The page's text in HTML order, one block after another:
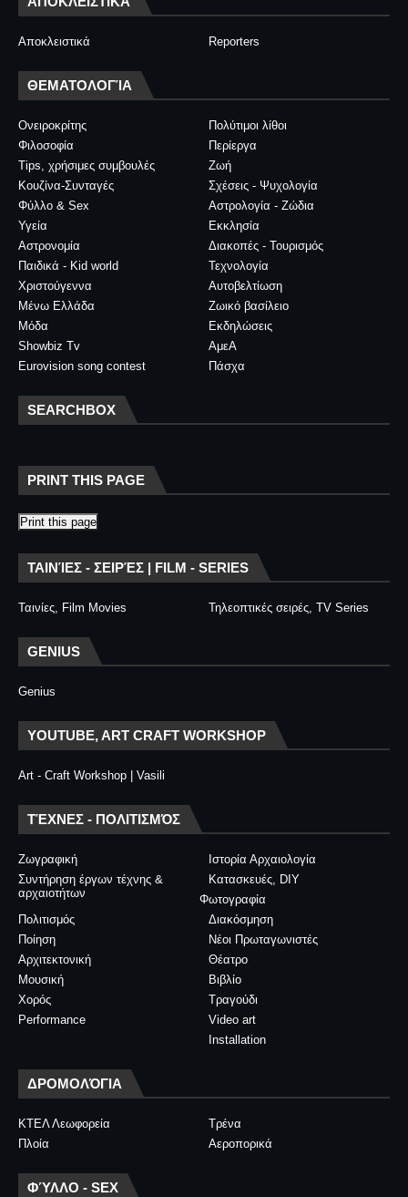
Αποκλειστικά Reporters
ΘΕΜΑΤΟΛΟΓΊΑ
Ονειροκρίτης
Πολύτιμοι λίθοι
Φιλοσοφία
Περίεργα
Tips, χρήσιμες συμβουλές
Ζωή
Κουζίνα-Συνταγές
Σχέσεις - Ψυχολογία
Φύλλο & Sex
Αστρολογία - Ζώδια
Υγεία
Εκκλησία
Αστρονομία
Διακοπές - Τουρισμός
Παιδικά - Kid world
Τεχνολογία
Χριστούγεννα
Αυτοβελτίωση
Μένω Ελλάδα
Ζωικό βασίλειο
Μόδα
Εκδηλώσεις
Showbiz Tv
ΑμεΑ
Eurovision song contest
Πάσχα
SEARCHBOX
PRINT THIS PAGE
Print this page
ΤΑΙΝΊΕΣ - ΣΕΙΡΈΣ | FILM - SERIES
Ταινίες, Film Movies Τηλεοπτικές σειρές, TV Series
GENIUS
Genius
YOUTUBE, ART CRAFT WORKSHOP
Art - Craft Workshop | Vasili
ΤΈΧΝΕΣ - ΠΟΛΙΤΙΣΜΌΣ
Ζωγραφική
Ιστορία Αρχαιολογία
Συντήρηση έργων τέχνης &
αρχαιοτήτων
Κατασκευές, DIY
Φωτογραφία
Διακόσμηση
Πολιτισμός
Νέοι Πρωταγωνιστές
Ποίηση
Θέατρο
Αρχιτεκτονική
Βιβλίο
Μουσική
Τραγούδι
Χορός
Video art
Performance
Installation
ΔΡΟΜΟΛΌΓΙΑ
ΚΤΕΛ Λεωφορεία
Τρένα
Πλοία
Αεροπορικά
ΦΎΛΛΟ - SEX